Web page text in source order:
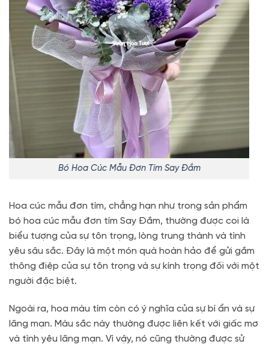
Bó Hoa Cúc Mẫu Đơn Tím Say Đắm
Hoa cúc mẫu đơn tím, chẳng hạn như trong sản phẩm
bó hoa cúc mẫu đơn tím Say Đắm, thường được coi là
biểu tượng của sự tôn trọng, lòng trung thành và tình
yêu sâu sắc. Đây là một món quà hoàn hảo để gửi gắm
thông điệp của sự tôn trọng và sự kính trọng đối với một
người đặc biệt.
Ngoài ra, hoa màu tím còn có ý nghĩa của sự bí ẩn và sự
lãng mạn. Màu sắc này thường được liên kết với giấc mơ
và tình yêu lãng mạn. Vì vậy, nó cũng thường được sử